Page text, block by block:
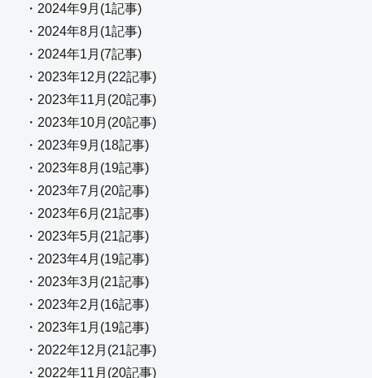
・2024年9月(1記事)
・2024年8月(1記事)
・2024年1月(7記事)
・2023年12月(22記事)
・2023年11月(20記事)
・2023年10月(20記事)
・2023年9月(18記事)
・2023年8月(19記事)
・2023年7月(20記事)
・2023年6月(21記事)
・2023年5月(21記事)
・2023年4月(19記事)
・2023年3月(21記事)
・2023年2月(16記事)
・2023年1月(19記事)
・2022年12月(21記事)
・2022年11月(20記事)